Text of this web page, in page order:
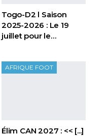
Togo-D2 l Saison
2025-2026 : Le 19
juillet pour le…
AFRIQUE FOOT
Élim CAN 2027 : << [...]